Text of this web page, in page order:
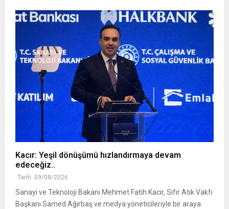
Kacır: Yeşil dönüşümü hızlandırmaya devam
edeceğiz..
Tarih: 09/08/2026
Sanayi ve Teknoloji Bakanı Mehmet Fatih Kacır, Sıfır Atık Vakfı
Başkanı Samed Ağırbaş ve medya yöneticileriyle bir araya